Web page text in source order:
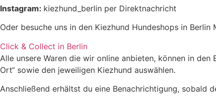
Instagram: kiezhund_berlin per Direktnachricht
Oder besuche uns in den Kiezhund Hundeshops in
Click & Collect in Berlin
Alle unsere Waren die wir online anbieten, können in
Ort“ sowie den jeweiligen Kiezhund auswählen.
Anschließend erhältst du eine Benachrichtigung, sobald